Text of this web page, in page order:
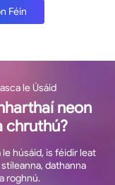
Féin
neon
chruthú?
le Úsáid
húsáid, is féidir leat
dathanna
roghnú.